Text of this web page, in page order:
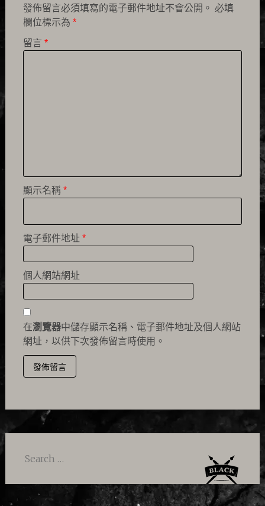
發佈留言必須填寫的電子郵件地址不會公開。 必填
欄位標示為 *
留言 *
顯示名稱 *
電子郵件地址 *
個人網站網址
在瀏覽器中儲存顯示名稱、電子郵件地址及個人網站
網址，以供下次發佈留言時使用。
Search